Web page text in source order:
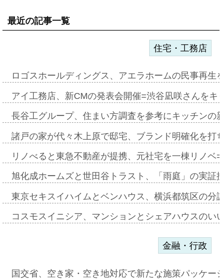
最近の記事一覧
住宅・工務店
ロゴスホールディングス、アエラホームの民事再
アイ工務店、新CMの発表会開催=渋谷凪咲さんを
長谷工グループ、住まい方調査を参考にキッチン
諸戸の家が代々木上原で邸宅、ブランド明確化を
リノべると東急不動産が提携、元社宅を一棟リノ
旭化成ホームズと世田谷トラスト、「雨庭」の実
東京セキスイハイムとベンハウス、横浜都筑区の
コスモスイニシア、マンションとシェアハウスの
金融・行政
国交省、空き家・空き地対応で新たな施策パッケ